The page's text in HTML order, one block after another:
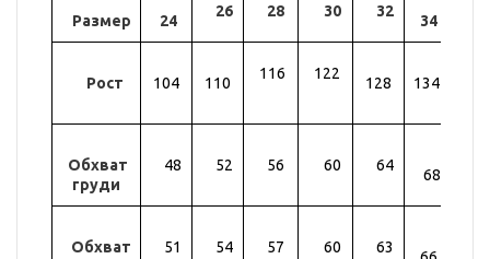
Размер 24
26 28 30 32
34
Рост 104 110
116 122
128 134
Обхват
груди
48 52 56 60 64
68
Обхват
51 54 57 60 63